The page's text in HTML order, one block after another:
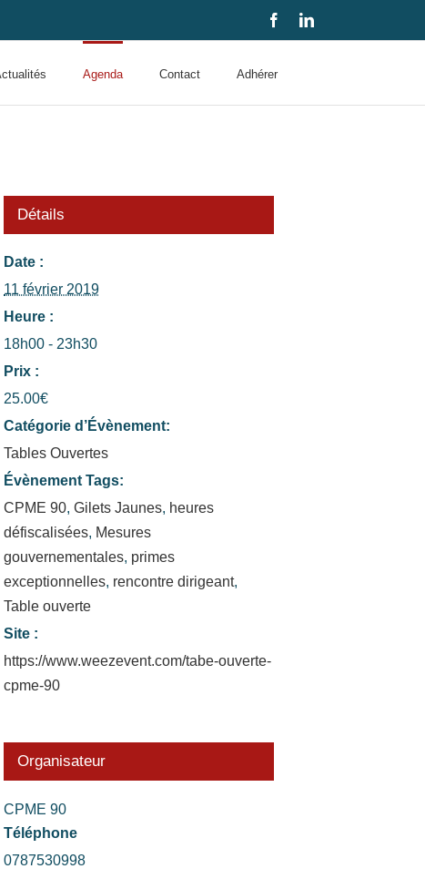
FacebookLinkedIn
Agenda Contact Adhérer
Détails
Date :
11 février 2019
Heure :
18h00 - 23h30
Prix :
25.00€
Catégorie d’Évènement:
Tables Ouvertes
Évènement Tags:
CPME 90, Gilets Jaunes, heures
défiscalisées, Mesures
gouvernementales, primes
exceptionnelles, rencontre dirigeant,
Table ouverte
Site :
https://www.weezevent.com/tabe-ouverte-
cpme-90
Organisateur
CPME 90
Téléphone
0787530998